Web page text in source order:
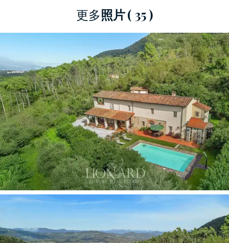
自行車，可以欣賞到“sottomonte pisano”（比薩山
麓）山谷和古老文藝復興時期別墅
包括著名的科利亞諾別墅
。比薩、盧卡和第勒尼
安海岸距離這裡只有幾分鐘的路程，在隱私和便
利性之間實現了完美平衡。
主別墅保留了正宗托斯卡納住宅的所有溫暖，這
要歸功於赤土地板、裸露的木樑天花板和精緻的
古典風格家具。寬敞溫馨的客房分佈在兩層。一
樓設有門廳、寬敞的歡樂餐廳、豪華廚房、書
房、雜物間和臥室。室外，由柱子環繞的赤土頂
棚營造出優雅的陰涼空間，讓您放鬆身心或享用
戶外早餐。二樓有三間臥室、兩間浴室、書房和
有頂棚的壯麗全景露台，您可以從那裡欣賞到周
圍迷人的景色。室內經過精心翻新，並充滿了正
宗的建築細節，以精緻的方式回顧了托斯卡納的
鄉村傳統。
更多照片( 35 )